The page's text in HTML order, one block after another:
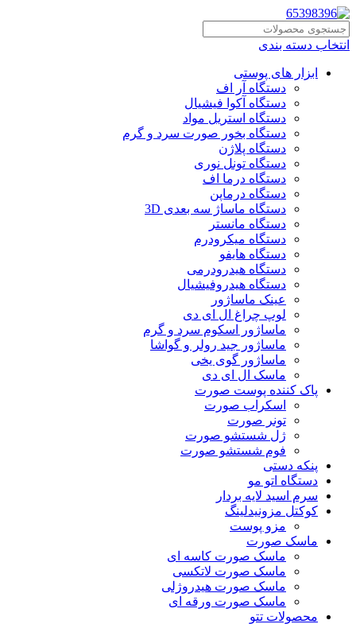
انتخاب دسته بندی
ابزار های پوستی
دستگاه آر اف
دستگاه آکوا فیشیال
دستگاه استریل مواد
دستگاه بخور صورت سرد و گرم
دستگاه پلاژن
دستگاه تونل نوری
دستگاه درما اف
دستگاه درماپن
دستگاه ماساژ سه بعدی 3D
دستگاه مانستر
دستگاه میکرودرم
دستگاه هایفو
دستگاه هیدرودرمی
دستگاه هیدروفیشیال
عینک ماساژور
لوپ چراغ ال ای دی
ماساژور اسکوم سرد و گرم
ماساژور جید رولر و گواشا
ماساژور گوی یخی
ماسک ال ای دی
پاک کننده پوست صورت
اسکراب صورت
تونر صورت
ژل شستشو صورت
فوم شستشو صورت
پنکه دستی
دستگاه اتو مو
سرم اسید لایه بردار
کوکتل مزونیدلینگ
مزو پوست
ماسک صورت
ماسک صورت کاسه ای
ماسک صورت لاتکسی
ماسک صورت هیدروژلی
ماسک صورت ورقه ای
محصولات تتو